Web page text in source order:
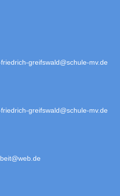
greifswald@schule-mv.de
greifswald@schule-mv.de